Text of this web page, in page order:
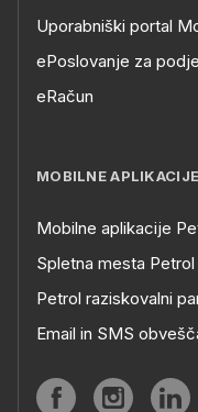
Uporabniški portal
ePoslovanje za
eRačun
MOBILNE
Mobilne aplikacije
Spletna mesta Petrol
Petrol raziskovalni
Email in SMS